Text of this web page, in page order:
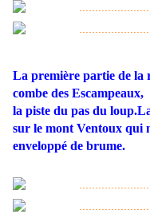
La première partie de la
combe des
la piste du pas du
sur le mont Ventoux qui
enveloppé de brume.